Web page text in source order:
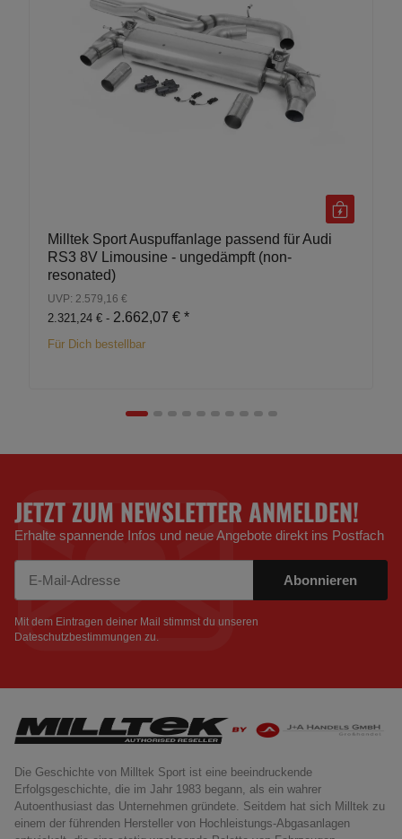
Milltek Sport Auspuffanlage passend für Audi
RS3 8V Limousine - ungedämpft (non-
resonated)
UVP: 2.579,16 €
2.321,24 € - 2.662,07 € *
Für Dich bestellbar
JETZT ZUM NEWSLETTER ANMELDEN!
Erhalte spannende Infos und neue Angebote direkt ins Postfach
Abonnieren
Mit dem Eintragen deiner Mail stimmst du unseren
Dateschutzbestimmungen zu.
Die Geschichte von Milltek Sport ist eine beeindruckende
Erfolgsgeschichte, die im Jahr 1983 begann, als ein wahrer
Autoenthusiast das Unternehmen gründete. Seitdem hat sich Milltek zu
einem der führenden Hersteller von Hochleistungs-Abgasanlagen